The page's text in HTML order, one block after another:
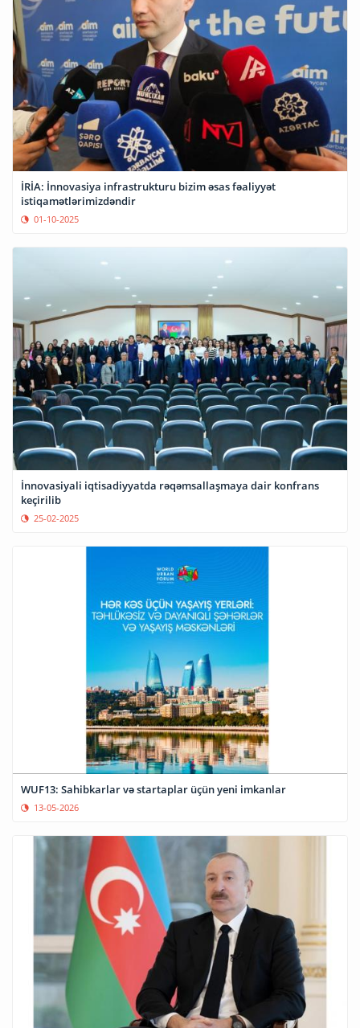
İRİA: İnnovasiya infrastrukturu bizim əsas fəaliyyət
istiqamətlərimizdəndir
01-10-2025
İnnovasiyali iqtisadiyyatda rəqəmsallaşmaya dair konfrans
keçirilib
25-02-2025
WUF13: Sahibkarlar və startaplar üçün yeni imkanlar
13-05-2026